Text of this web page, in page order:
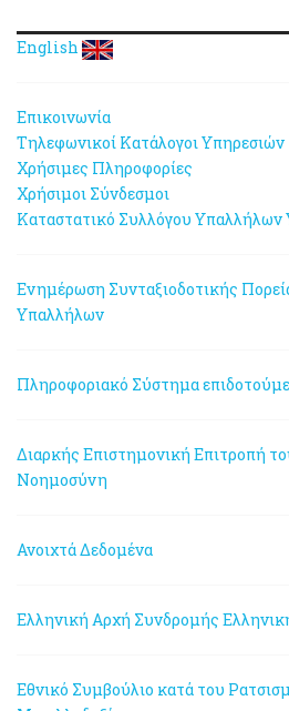
English
Επικοινωνία
Τηλεφωνικοί Κατάλογοι Υπηρεσιών
Χρήσιμες Πληροφορίες
Χρήσιμοι Σύνδεσμοι
Καταστατικό Συλλόγου Υπαλλήλων
Ενημέρωση Συνταξιοδοτικής
Υπαλλήλων
Πληροφοριακό Σύστημα
Διαρκής Επιστημονική Επιτροπή
Νοημοσύνη
Ανοιχτά Δεδομένα
Ελληνική Αρχή Συνδρομής
Εθνικό Συμβούλιο κατά του